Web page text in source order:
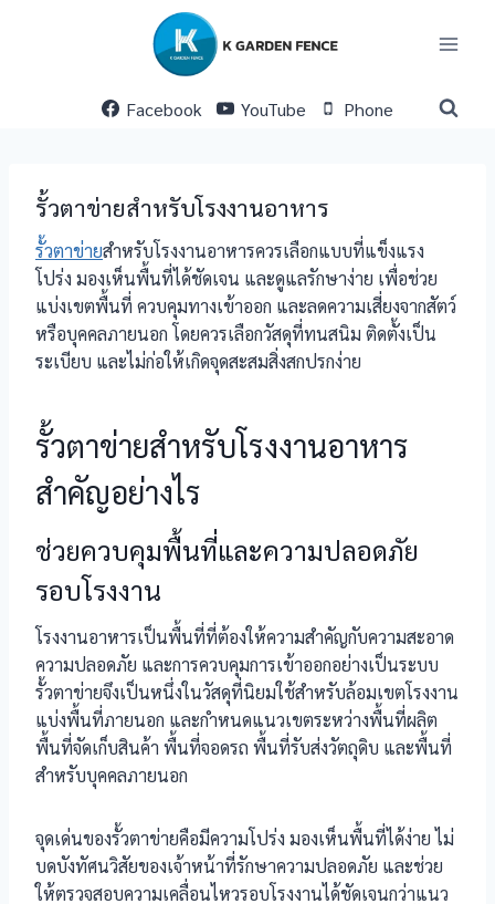
Facebook
YouTube Phone
รั้วตาข่ายสำหรับโรงงานอาหาร
รั้วตาข่ายสำหรับโรงงานอาหารควรเลือกแบบที่แข็งแรง
โปร่ง มองเห็นพื้นที่ได้ชัดเจน และดูแลรักษาง่าย เพื่อช่วย
แบ่งเขตพื้นที่ ควบคุมทางเข้าออก และลดความเสี่ยงจากสัตว์
หรือบุคคลภายนอก โดยควรเลือกวัสดุที่ทนสนิม ติดตั้งเป็น
ระเบียบ และไม่ก่อให้เกิดจุดสะสมสิ่งสกปรกง่าย
รั้วตาข่ายสำหรับโรงงานอาหาร
สำคัญอย่างไร
ช่วยควบคุมพื้นที่และความปลอดภัย
รอบโรงงาน
โรงงานอาหารเป็นพื้นที่ที่ต้องให้ความสำคัญกับความสะอาด
ความปลอดภัย และการควบคุมการเข้าออกอย่างเป็นระบบ
รั้วตาข่ายจึงเป็นหนึ่งในวัสดุที่นิยมใช้สำหรับล้อมเขตโรงงาน
แบ่งพื้นที่ภายนอก และกำหนดแนวเขตระหว่างพื้นที่ผลิต
พื้นที่จัดเก็บสินค้า พื้นที่จอดรถ พื้นที่รับส่งวัตถุดิบ และพื้นที่
สำหรับบุคคลภายนอก
จุดเด่นของรั้วตาข่ายคือมีความโปร่ง มองเห็นพื้นที่ได้ง่าย ไม่
บดบังทัศนวิสัยของเจ้าหน้าที่รักษาความปลอดภัย และช่วย
ให้ตรวจสอบความเคลื่อนไหวรอบโรงงานได้ชัดเจนกว่าแนว